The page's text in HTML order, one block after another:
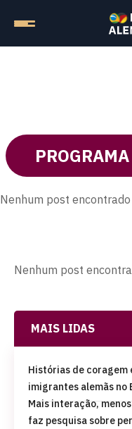
Nenhum post
Nenhum post
MAIS LIDAS
Histórias de coragem
imigrantes alemãs no
Mais interação,
faz pesquisa sobre